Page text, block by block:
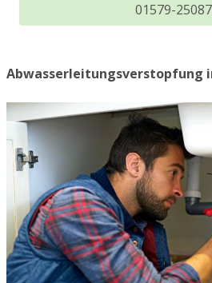
01579-
Abwasserleitungsverstopfung